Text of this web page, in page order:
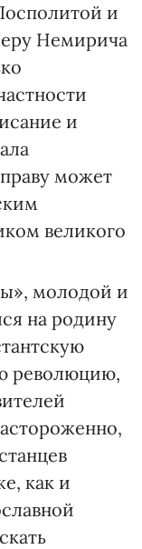
и
Немирича
и
может
великого
молодой и
на родину
революцию,
как и